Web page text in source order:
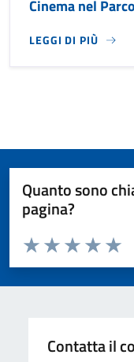
Cinema nel Parco
LEGGI DI PIÙ
Quanto sono
pagina?
Valuta da 1 a 5 stelle la
Valuta 4
Valuta 3
Valuta 2 stelle
Valuta 1 stelle su 5
Contatta il